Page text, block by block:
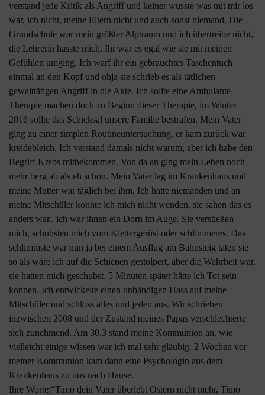
verstand jede Kritik als Angriff und keiner wusste was mit mir los
war, ich nicht, meine Eltern nicht und auch sonst niemand. Die
Grundschule war mein größter Alptraum und ich übertreibe nicht,
die Lehrerin hasste mich. Ihr war es egal wie sie mit meinen
Gefühlen umging. Ich warf ihr ein gebrauchtes Taschentuch
einmal an den Kopf und ohja sie schrieb es als tätlichen
gewalttätigen Angriff in die Akte. Ich sollte eine Ambulante
Therapie machen doch zu Beginn dieser Therapie, im Winter
2016 sollte das Schicksal unsere Familie bestrafen. Mein Vater
ging zu einer simplen Routineuntersuchung, er kam zurück war
kreidebleich. Ich verstand damals nicht warum, aber ich habe den
Begriff Krebs mitbekommen. Von da an ging mein Leben noch
mehr berg ab als eh schon. Mein Vater lag im Krankenhaus und
meine Mutter war täglich bei ihm. Ich hatte niemanden und an
meine Mitschüler konnte ich mich nicht wenden, sie sahen das es
anders war.. ich war ihnen ein Dorn im Auge. Sie verstießen
mich, schubsten mich vom Klettergerüst oder schlimmeres. Das
schlimmste war nun ja bei einem Ausflug am Bahnsteig taten sie
so als wäre ich auf die Schienen gestolpert, aber die Wahrheit war,
sie hatten mich geschubst. 5 Minuten später hätte ich Tot sein
können. Ich entwickelte einen unbändigen Hass auf meine
Mitschüler und schloss alles und jeden aus. Wir schrieben
inzwischen 2008 und der Zustand meines Papas verschlechterte
sich zunehmend. Am 30.3 stand meine Kommunion an, wie
vielleicht einige wissen war ich mal sehr gläubig. 2 Wochen vor
meiner Kommunion kam dann eine Psychologin aus dem
Krankenhaus zu uns nach Hause.
Ihre Worte:“Timo dein Vater überlebt Ostern nicht mehr, Timo